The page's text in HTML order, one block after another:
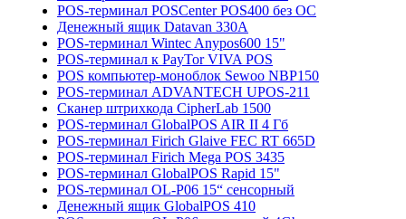
POS-терминал POSCenter POS400 без ОС
Денежный ящик Datavan 330A
POS-терминал Wintec Anypos600 15"
POS-терминал к PayTor VIVA POS
POS компьютер-моноблок Sewoo NBP150
POS-терминал ADVANTECH UPOS-211
Сканер штрихкода CipherLab 1500
POS-терминал GlobalPOS AIR II 4 Гб
POS-терминал Firich Glaive FEC RT 665D
POS-терминал Firich Mega POS 3435
POS-терминал GlobalPOS Rapid 15"
POS-терминал OL-P06 15“ сенсорный
Денежный ящик GlobalPOS 410